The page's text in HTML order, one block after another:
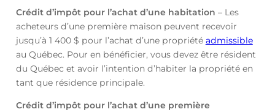
Crédit d’impôt pour l’achat d’une habitation – Les
acheteurs d’une première maison peuvent recevoir
jusqu’à 1 400 $ pour l’achat d’une propriété admissible
au Québec. Pour en bénéficier, vous devez être résident
du Québec et avoir l’intention d’habiter la propriété en
tant que résidence principale.
Crédit d’impôt pour l’achat d’une première